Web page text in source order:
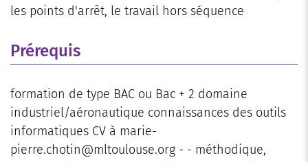
les points d'arrêt, le travail hors séquence
Prérequis
formation de type BAC ou Bac + 2 domaine
industriel/aéronautique connaissances des outils
informatiques CV à marie-
pierre.chotin@mltoulouse.org - - méthodique,